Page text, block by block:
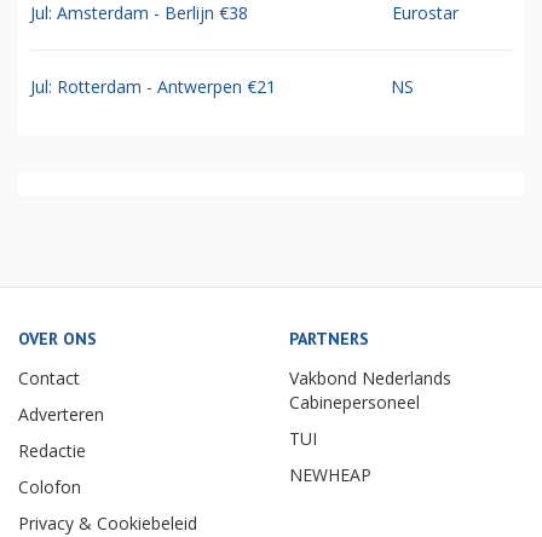
Jul: Amsterdam - Berlijn €38 Eurostar
Jul: Rotterdam - Antwerpen €21 NS
OVER ONS
Contact
Adverteren
Redactie
Colofon
Privacy & Cookiebeleid
PARTNERS
Vakbond Nederlands
Cabinepersoneel
TUI
NEWHEAP